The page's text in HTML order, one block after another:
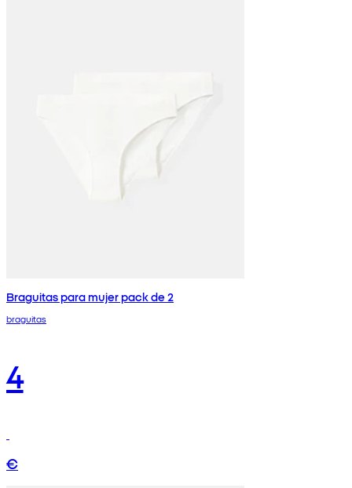
Braguitas para mujer pack de 2
braguitas
4
€